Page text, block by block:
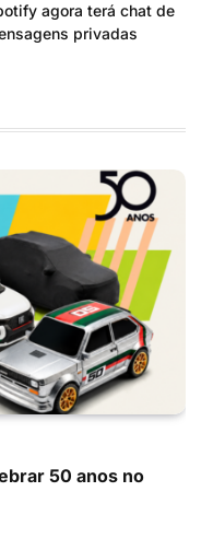
agora terá chat de
privadas
50 anos no